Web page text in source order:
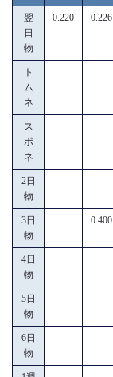
翌
日
物
0.220 0.226
ト
ム
ネ
ス
ポ
ネ
2日
物
3日
物
0.400
4日
物
5日
物
6日
物